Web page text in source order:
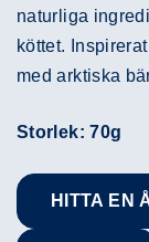
naturliga
köttet.
med arktiska
Storlek: 70g
HITTA EN